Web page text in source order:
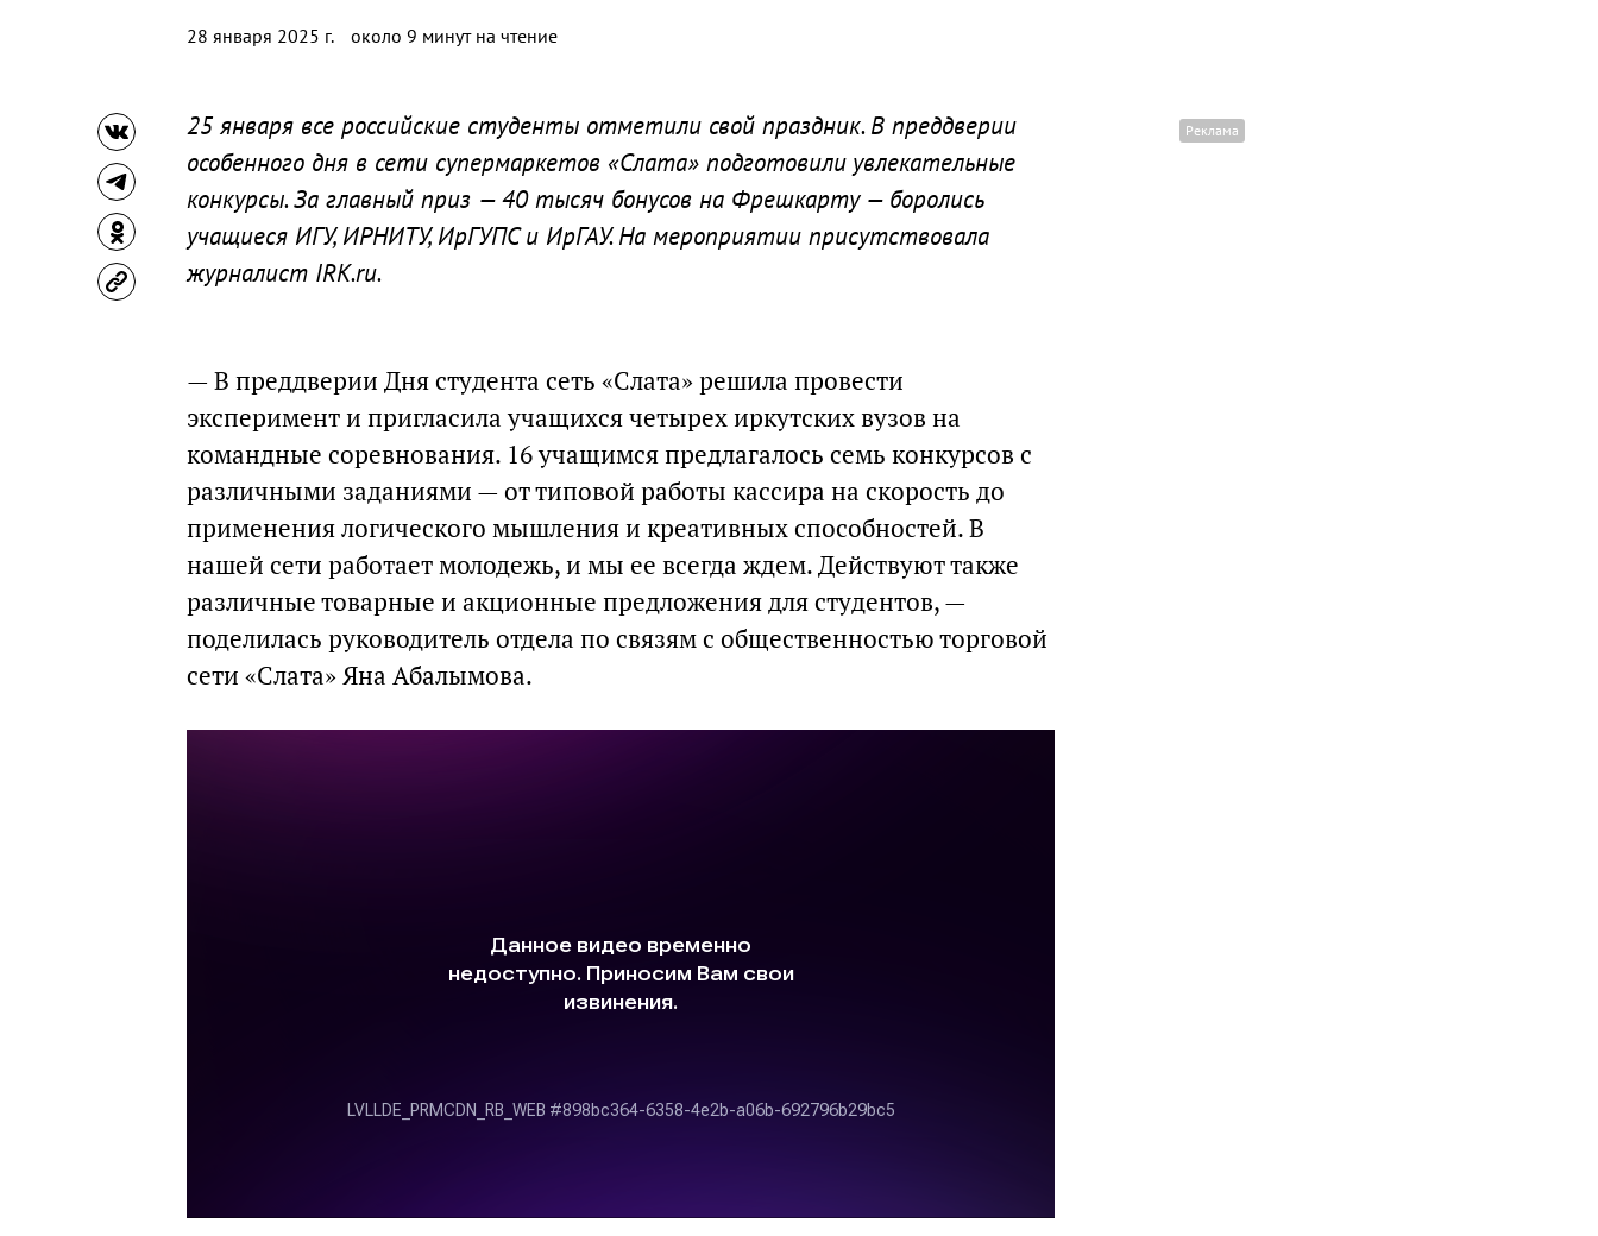
28 января 2025 г. около 9 минут на чтение
25 января все российские студенты отметили свой праздник. В преддверии
особенного дня в сети супермаркетов «Слата» подготовили увлекательные
конкурсы. За главный приз — 40 тысяч бонусов на Фрешкарту — боролись
учащиеся ИГУ, ИРНИТУ, ИрГУПС и ИрГАУ. На мероприятии присутствовала
журналист IRK.ru.
— В преддверии Дня студента сеть «Слата» решила провести
эксперимент и пригласила учащихся четырех иркутских вузов на
командные соревнования. 16 учащимся предлагалось семь конкурсов с
различными заданиями — от типовой работы кассира на скорость до
применения логического мышления и креативных способностей. В
нашей сети работает молодежь, и мы ее всегда ждем. Действуют также
различные товарные и акционные предложения для студентов, —
поделилась руководитель отдела по связям с общественностью торговой
сети «Слата» Яна Абалымова.